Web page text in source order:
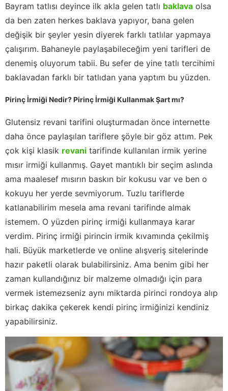
Bayram tatlısı deyince ilk akla gelen tatlı baklava olsa
da ben zaten herkes baklava yapıyor, bana gelen
değişik bir şeyler yesin diyerek farklı tatlılar yapmaya
çalışırım. Bahaneyle paylaşabileceğim yeni tarifleri de
denemiş oluyorum tabii. Bu sefer de yine tatlı tercihimi
baklavadan farklı bir tatlıdan yana yaptım bu yüzden.
Pirinç İrmiği Nedir? Pirinç İrmiği Kullanmak Şart mı?
Glutensiz revani tarifini oluşturmadan önce internette
daha önce paylaşılan tariflere şöyle bir göz attım. Pek
çok kişi klasik revani tarifinde kullanılan irmik yerine
mısır irmiği kullanmış. Gayet mantıklı bir seçim aslında
ama maalesef mısırın baskın bir kokusu var ve ben o
kokuyu her yerde sevmiyorum. Tuzlu tariflerde
katlanabilirim mesela ama revani tarifinde almak
istemem. O yüzden pirinç irmiği kullanmaya karar
verdim. Pirinç irmiği pirincin irmik kıvamında çekilmiş
hali. Büyük marketlerde ve online alışveriş sitelerinde
hazır paketli olarak bulabilirsiniz. Ama benim gibi her
zaman kullandığınız bir malzeme olmadığı için para
vermek istemezseniz aynı miktarda pirinci rondoya alıp
birkaç dakika çekerek kendi pirinç irmiğinizi kendiniz
yapabilirsiniz.